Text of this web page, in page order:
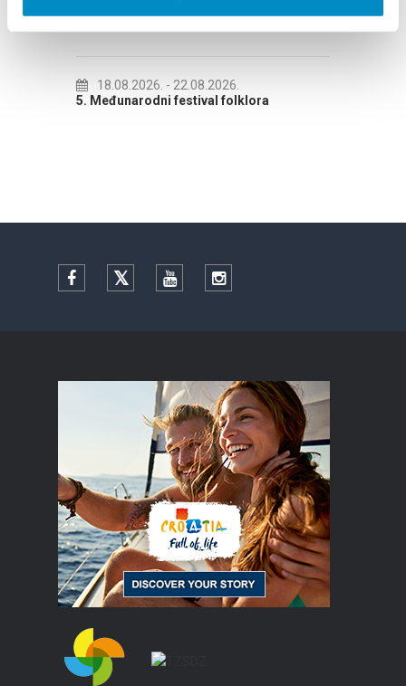
18.08.2026. - 22.08.2026.
5. Međunarodni festival folklora
Facebook TwitterYouTubeInstagram